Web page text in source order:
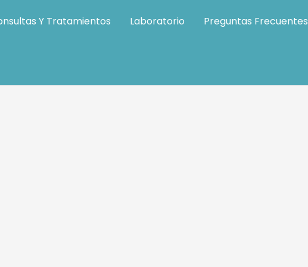
Y Tratamientos Laboratorio Preguntas Frecuentes